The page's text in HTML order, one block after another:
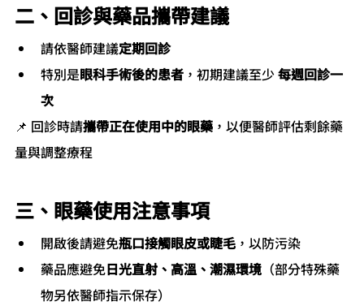
二、回診與藥品攜帶建議
請依醫師建議定期回診
特別是眼科手術後的患者 ，初期建議至少 每週回診一
次
📌 回診時請攜帶正在使用中的眼藥 ，以便醫師評估剩餘藥
量與調整療程
三、眼藥使用注意事項
開啟後請避免瓶口接觸眼皮或睫毛 ，以防污染
藥品應避免日光直射、高溫、潮濕環境 （部分特殊藥
物另依醫師指示保存）